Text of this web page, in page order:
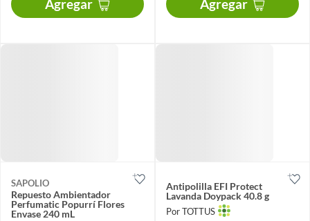
Agregar Agregar
SAPOLIO
Repuesto Ambientador
Perfumatic Popurrí Flores
Envase 240 mL
Antipolilla EFI Protect
Lavanda Doypack 40.8 g
Por TOTTUS